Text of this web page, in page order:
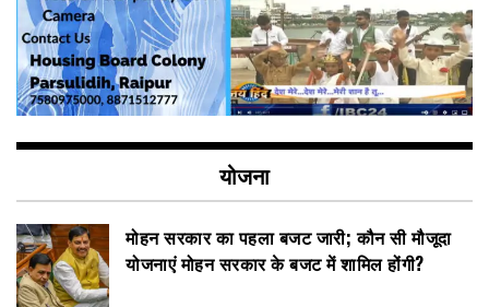
योजना
मोहन सरकार का पहला बजट जारी; कौन सी मौजूदा
योजनाएं मोहन सरकार के बजट में शामिल होंगी?